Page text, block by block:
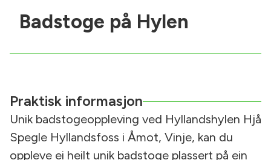
Badstoge på Hylen
Praktisk informasjon
Unik badstogeoppleving ved Hyllandshylen Hjå
Spegle Hyllandsfoss i Åmot, Vinje, kan du
oppleve ei heilt unik badstoge plassert på ein